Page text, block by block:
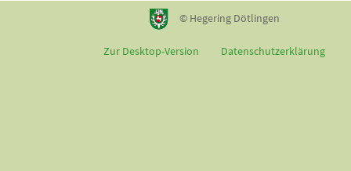
© Hegering Dötlingen
Zur Desktop-Version Datenschutzerklärung